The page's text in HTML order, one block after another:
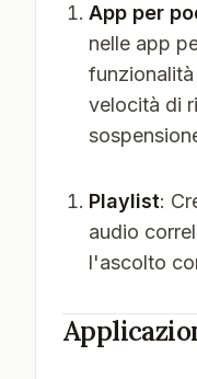
App per
nelle app
velocità di
Playlist:
audio
l'ascolto